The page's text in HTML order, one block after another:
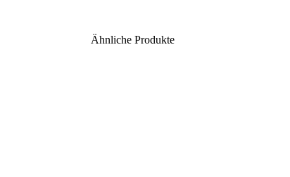
Ähnliche Produkte